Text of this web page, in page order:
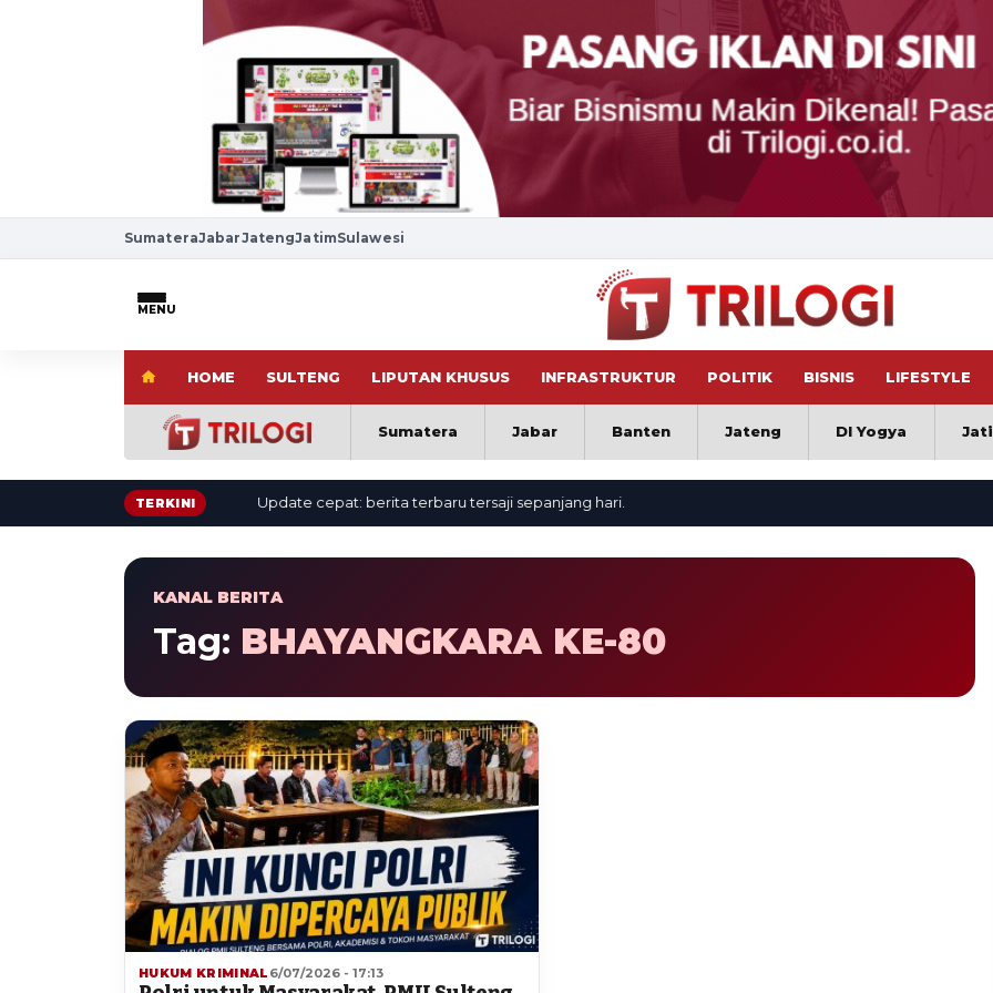
SumateraJabarJatengJatimSulawesi
MENU
HOME SULTENG LIPUTAN KHUSUS INFRASTRUKTUR POLITIK BISNIS LIFESTYLE
Sumatera Jabar Banten Jateng DI Yogya
TERKINI Update cepat: berita terbaru tersaji sepanjang hari.
KANAL BERITA
Tag: BHAYANGKARA KE-80
HUKUM KRIMINAL 6/07/2026 - 17:13